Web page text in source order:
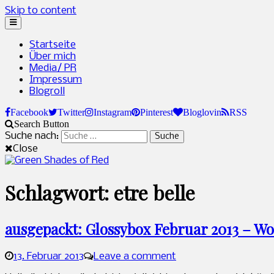
Skip to content
Startseite
Über mich
Media/ PR
Impressum
Blogroll
Facebook Twitter Instagram Pinterest Bloglovin
RSS
Search Button
Suche nach:
Close
Green Shades of Red
Naturkosmetik und grünes Leben
Schlagwort: etre belle
ausgepackt: Glossybox Februar 2013 –
13. Februar 2013
Leave a comment